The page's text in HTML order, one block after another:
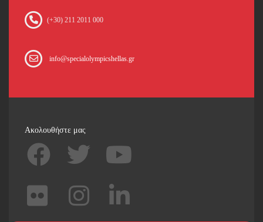
(+30) 211 2011 000
info@specialolympicshellas.gr
Ακολουθήστε μας